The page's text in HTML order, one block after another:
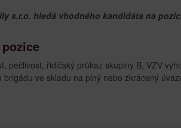
s.r.o. hledá vhodného kandidáta na
pečlivost, řidičský průkaz skupiny B, VZV
brigádu ve skladu na plný nebo zkrácený